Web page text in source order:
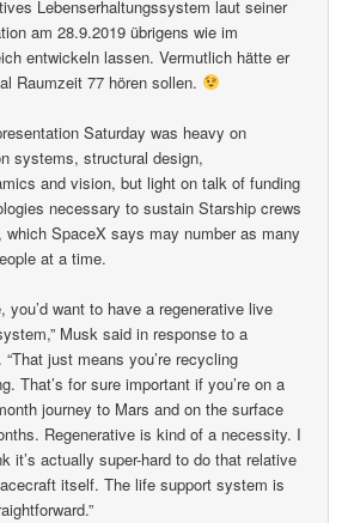
Lebenserhaltungssystem laut seiner
am 28.9.2019 übrigens wie im
entwickeln lassen. Vermutlich hätte er
Raumzeit 77 hören sollen.
Saturday was heavy on
systems, structural design,
and vision, but light on talk of funding
necessary to sustain Starship crews
which SpaceX says may number as many
at a time.
you’d want to have a regenerative live
Musk said in response to a
“That just means you’re recycling
That’s for sure important if you’re on a
journey to Mars and on the surface
Regenerative is kind of a necessity. I
it’s actually super-hard to do that relative
itself. The life support system is